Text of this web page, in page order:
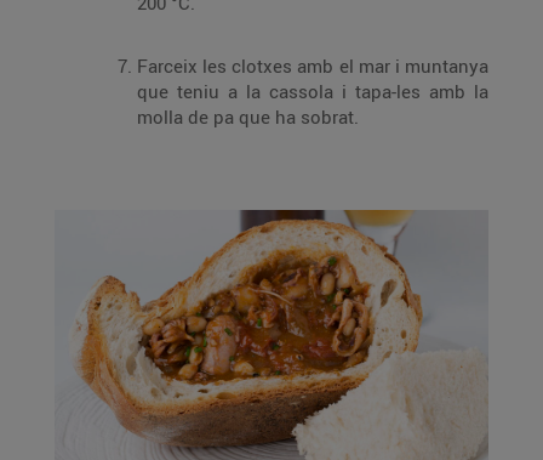
Farceix les clotxes amb el mar i muntanya
que teniu a la cassola i tapa-les amb la
molla de pa que ha sobrat.